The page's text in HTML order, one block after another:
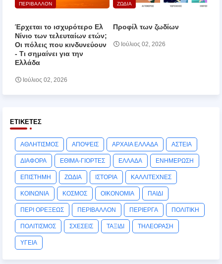
ΠΕΡΙΒΑΛΛΟΝ
Έρχεται το ισχυρότερο Ελ
Νίνιο των τελευταίων ετών;
Οι πόλεις που κινδυνεύουν
‑ Τι σημαίνει για την
Ελλάδα
Ιούλιος 02, 2026
ΖΩΔΙΑ
Προφίλ των ζωδίων
Ιούλιος 02, 2026
ΕΤΙΚΈΤΕΣ
ΑΘΛΗΤΙΣΜΟΣ ΑΠΟΨΕΙΣ ΑΡΧΑΙΑ ΕΛΛΑΔΑ ΑΣΤΕΙΑ
ΔΙΑΦΟΡΑ ΕΘΙΜΑ-ΓΙΟΡΤΕΣ ΕΛΛΑΔΑ ΕΝΗΜΕΡΩΣΗ
ΕΠΙΣΤΗΜΗ ΖΩΔΙΑ ΙΣΤΟΡΙΑ ΚΑΛΛΙΤΕΧΝΕΣ
ΚΟΙΝΩΝΙΑ ΚΟΣΜΟΣ ΟΙΚΟΝΟΜΙΑ ΠΑΙΔΙ
ΠΕΡΙ ΟΡΕΞΕΩΣ ΠΕΡΙΒΑΛΛΟΝ ΠΕΡΙΕΡΓΑ ΠΟΛΙΤΙΚΗ
ΠΟΛΙΤΙΣΜΟΣ ΣΧΕΣΕΙΣ ΤΑΞΙΔΙ ΤΗΛΕΟΡΑΣΗ
ΥΓΕΙΑ